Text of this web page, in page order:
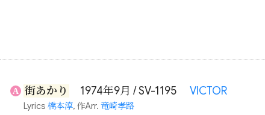
A 街あかり 1974年9月 / SV-1195 VICTOR
Lyrics 橋本淳, 作Arr. 竜崎孝路